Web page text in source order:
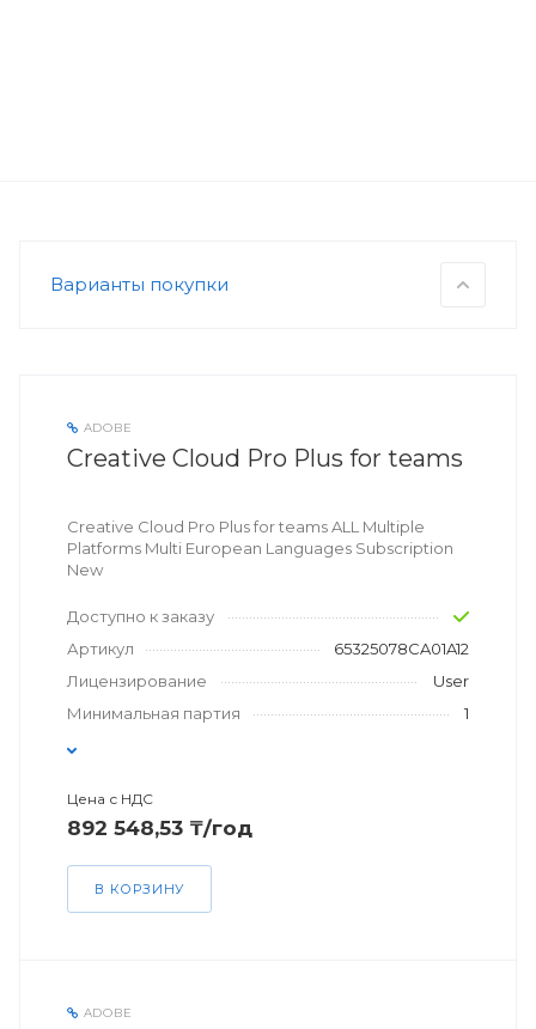
Варианты покупки
ADOBE
Creative Cloud Pro Plus for teams
Creative Cloud Pro Plus for teams ALL Multiple
Platforms Multi European Languages Subscription
New
Доступно к заказу
Артикул
65325078CA01A12
Лицензирование
User
Минимальная партия
1
Цена с НДС
892 548,53 ₸/год
В КОРЗИНУ
ADOBE